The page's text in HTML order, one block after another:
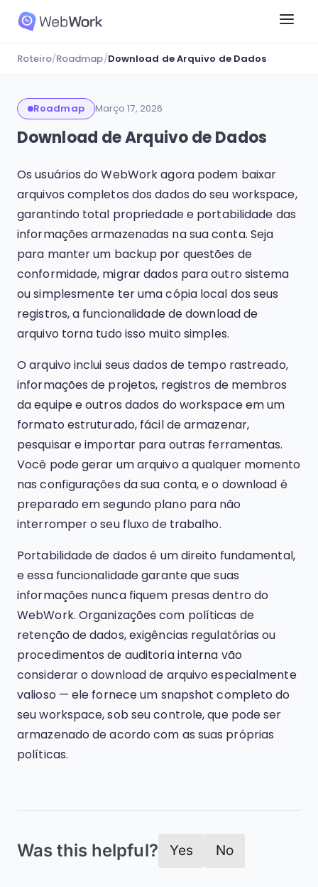
Roteiro/Roadmap/Download de Arquivo de Dados
Roadmap Março 17, 2026
Download de Arquivo de Dados
Os usuários do WebWork agora podem baixar
arquivos completos dos dados do seu workspace,
garantindo total propriedade e portabilidade das
informações armazenadas na sua conta. Seja
para manter um backup por questões de
conformidade, migrar dados para outro sistema
ou simplesmente ter uma cópia local dos seus
registros, a funcionalidade de download de
arquivo torna tudo isso muito simples.
O arquivo inclui seus dados de tempo rastreado,
informações de projetos, registros de membros
da equipe e outros dados do workspace em um
formato estruturado, fácil de armazenar,
pesquisar e importar para outras ferramentas.
Você pode gerar um arquivo a qualquer momento
nas configurações da sua conta, e o download é
preparado em segundo plano para não
interromper o seu fluxo de trabalho.
Portabilidade de dados é um direito fundamental,
e essa funcionalidade garante que suas
informações nunca fiquem presas dentro do
WebWork. Organizações com políticas de
retenção de dados, exigências regulatórias ou
procedimentos de auditoria interna vão
considerar o download de arquivo especialmente
valioso — ele fornece um snapshot completo do
seu workspace, sob seu controle, que pode ser
armazenado de acordo com as suas próprias
políticas.
Was this helpful? Yes No